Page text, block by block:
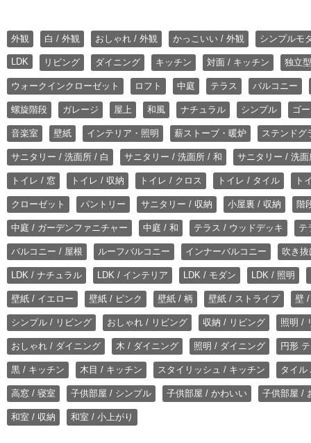
外観 白 / 外観 おしゃれ / 外観 かっこいい / 外観 シンプルモ
LDK リビング ダイニング キッチン 対面 / キッチン 独立
ウォークインクローゼット ロフト 中庭 テラス バルコニー
螺旋階段 ガレージ 屋上 和風 ナチュラル シンプル ゴ
音楽室 壁紙 インテリア・照明 薪ストーブ・暖炉 ステンドグ
サニタリー / 洗面所 / 白 サニタリー / 洗面所 / 和 サニタリー / 洗
トイレ / 窓 トイレ / 収納 トイレ / クロス トイレ / タイル ト
クローゼット パントリー サニタリー / 収納 小屋裏 / 収納 階
中庭 / ガーデンファニチャー 中庭 / 和 テラス / ウッドデッキ テ
バルコニー / 屋根 ルーフバルコニー インナーバルコニー 吹き
LDK / ナチュラル LDK / インテリア LDK / モダン LDK / 照明
壁紙 / イエロー 壁紙 / ピンク 壁紙 / 柄 壁紙 / ストライプ 壁
シンプル / リビング おしゃれ / リビング 収納 / リビング 照明 /
おしゃれ / ダイニング 木 / ダイニング 照明 / ダイニング 円形
黒 / キッチン 木目 / キッチン スタイリッシュ / キッチン タイル
高窓 / 寝室 子供部屋 / シンプル 子供部屋 / かわいい 子供部屋 /
和室 / 収納 和室 / 小上がり